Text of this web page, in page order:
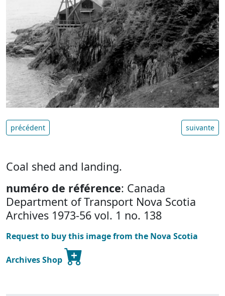
précédent suivante
Coal shed and landing.
numéro de référence: Canada
Department of Transport Nova Scotia
Archives 1973-56 vol. 1 no. 138
Request to buy this image from the Nova Scotia
Archives Shop